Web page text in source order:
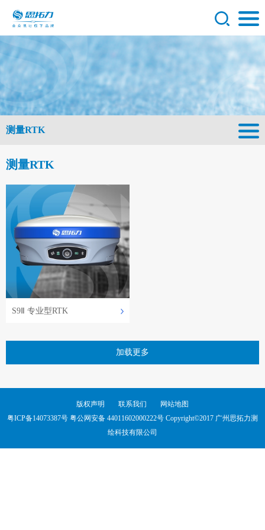
测量RTK
测量RTK
S9Ⅱ 专业型RTK
加载更多
版权声明 联系我们
网站地图
粤ICP备14073387号 粤公网安备 44011602000222号 Copyright©2017 广州思拓力测
绘科技有限公司